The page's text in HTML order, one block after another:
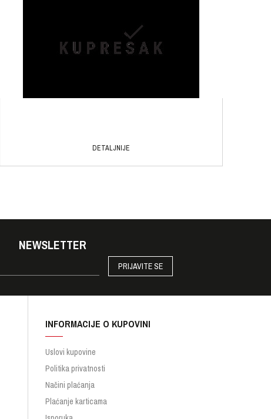
DETALJNIJE
NEWSLETTER
PRIJAVITE SE
INFORMACIJE O KUPOVINI
Uslovi kupovine
Politika privatnosti
Načini plaćanja
Plaćanje karticama